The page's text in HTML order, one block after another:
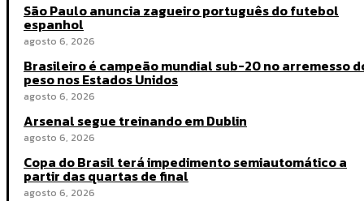
São Paulo anuncia zagueiro português do futebol
espanhol
agosto 6, 2026
Brasileiro é campeão mundial sub-20 no arremesso
peso nos Estados Unidos
agosto 6, 2026
Arsenal segue treinando em Dublin
agosto 6, 2026
Copa do Brasil terá impedimento semiautomático a
partir das quartas de final
agosto 6, 2026